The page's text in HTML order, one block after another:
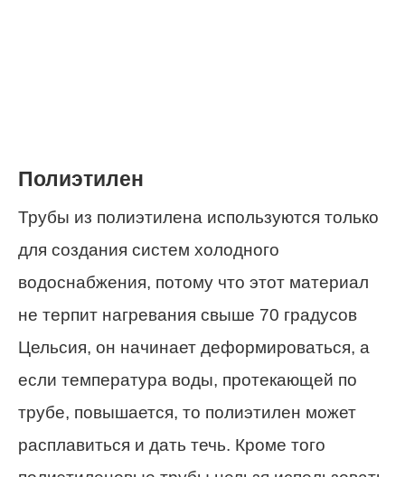
Полиэтилен
Трубы из полиэтилена используются только
для создания систем холодного
водоснабжения, потому что этот материал
не терпит нагревания свыше 70 градусов
Цельсия, он начинает деформироваться, а
если температура воды, протекающей по
трубе, повышается, то полиэтилен может
расплавиться и дать течь. Кроме того